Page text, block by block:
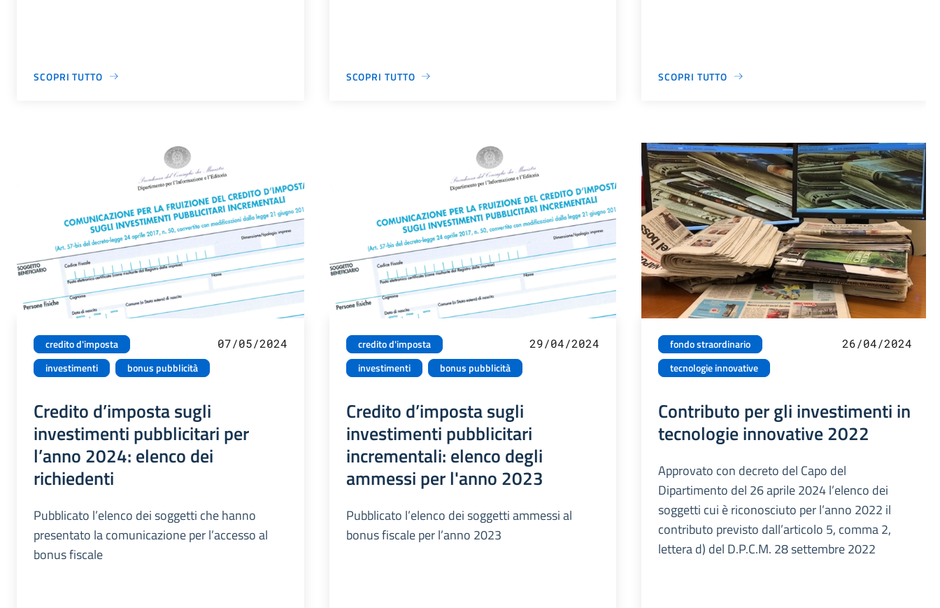
SCOPRI TUTTO SCOPRI TUTTO SCOPRI TUTTO
credito d'imposta
investimenti
bonus pubblicità
07/05/2024
Credito d’imposta sugli
investimenti pubblicitari per
l’anno 2024: elenco dei
richiedenti
Pubblicato l’elenco dei soggetti che hanno
presentato la comunicazione per l’accesso al
bonus fiscale
credito d'imposta
investimenti
bonus pubblicità
29/04/2024
Credito d’imposta sugli
investimenti pubblicitari
incrementali: elenco degli
ammessi per l'anno 2023
Pubblicato l’elenco dei soggetti ammessi al
bonus fiscale per l’anno 2023
fondo straordinario
tecnologie innovative
26/04/2024
Contributo per gli investimenti in
tecnologie innovative 2022
Approvato con decreto del Capo del
Dipartimento del 26 aprile 2024 l’elenco dei
soggetti cui è riconosciuto per l’anno 2022 il
contributo previsto dall’articolo 5, comma 2,
lettera d) del D.P.C.M. 28 settembre 2022